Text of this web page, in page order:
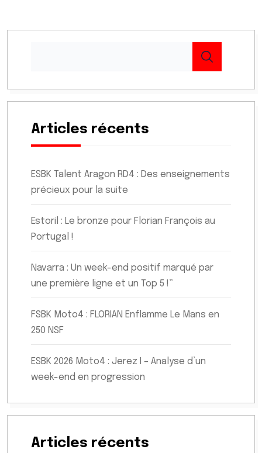
Articles récents
ESBK Talent Aragon RD4 : Des enseignements
précieux pour la suite
Estoril : Le bronze pour Florian François au
Portugal !
Navarra : Un week-end positif marqué par
une première ligne et un Top 5 !”
FSBK Moto4 : FLORIAN Enflamme Le Mans en
250 NSF
ESBK 2026 Moto4 : Jerez I – Analyse d’un
week-end en progression
Articles récents